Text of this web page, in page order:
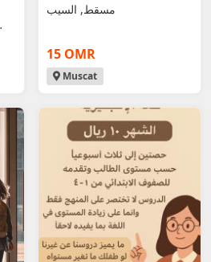
مسقط, السيب
15 OMR
Muscat